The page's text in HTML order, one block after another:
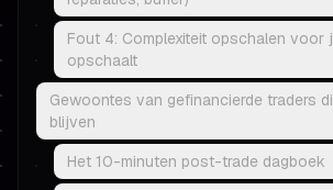
Fout 4: Complexiteit opschalen voor
opschaalt
Gewoontes van gefinancierde traders
blijven
Het 10-minuten post-trade dagboek